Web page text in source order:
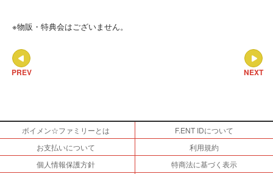
※物販・特典会はございません。
NEXT
PREV
ボイメン☆ファミリーとは
F.ENT IDについて
お支払いについて
利用規約
個人情報保護方針
特商法に基づく表示